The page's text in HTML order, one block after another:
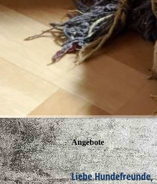
Angebote
Liebe Hundefreunde,